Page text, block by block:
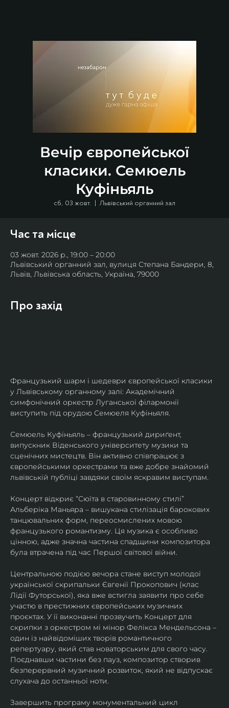
Вечір європейської
класики. Семюель
Куфіньяль
сб, 03 жовт.
  |
Львівський органний зал
Час та місце
03 жовт. 2026 р., 19:00 – 20:00
Львівський органний зал, вулиця Степана Бандери, 8,
Львів, Львівська область, Україна, 79000
Про захід
Французький шарм і шедеври європейської класики
у Львівському органному залі: Академічний
симфонічний оркестр Луганської філармонії
виступить під орудою Семюеля Куфіньяля.
Семюель Куфіньяль – французький дириґент,
випускник Віденського університету музики та
сценічних мистецтв. Він активно співпрацює з
європейськими оркестрами та вже добре знайомий
львівській публіці завдяки своїм яскравим виступам.
Концерт відкриє “Сюїта в старовинному стилі”
Альберіка Маньяра – вишукана стилізація барокових
танцювальних форм, переосмислених мовою
французького романтизму. Ця музика є особливо
цінною, адже значна частина спадщини композитора
була втрачена під час Першої світової війни.
Центральною подією вечора стане виступ молодої
української скрипальки Євгенії Прокопович (клас
Лідії Футорської), яка вже встигла заявити про себе
участю в престижних європейських музичних
проєктах. У її виконанні прозвучить Концерт для
скрипки з оркестром мі мінор Фелікса Мендельсона –
один із найвідоміших творів романтичного
репертуару, який став новаторським для свого часу.
Поєднавши частини без пауз, композитор створив
безперервний музичний розвиток, який не відпускає
слухача до останньої ноти.
Завершить програму монументальний цикл